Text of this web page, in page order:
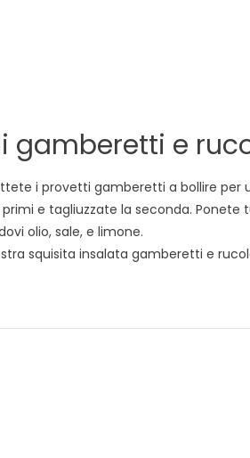
gamberetti e
i provetti gamberetti a bollire per
e tagliuzzate la seconda. Ponete
olio, sale, e limone.
squisita insalata gamberetti e